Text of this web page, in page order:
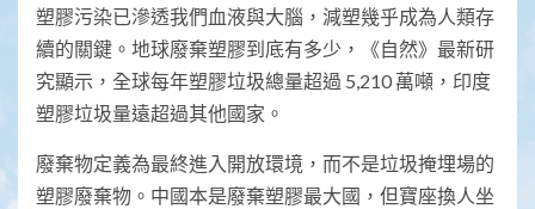
塑膠污染已滲透我們血液與大腦，減塑幾乎成為人類存
續的關鍵。地球廢棄塑膠到底有多少，《自然》最新研
究顯示，全球每年塑膠垃圾總量超過 5,210 萬噸，印度
塑膠垃圾量遠超過其他國家。
廢棄物定義為最終進入開放環境，而不是垃圾掩埋場的
塑膠廢棄物。中國本是廢棄塑膠最大國，但寶座換人坐